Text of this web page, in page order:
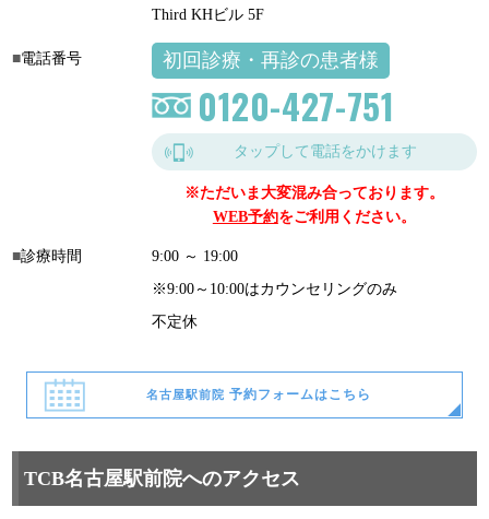
Third KHビル 5F
電話番号 初回診療・再診の患者様
0120-427-751
タップして電話をかけます
※ただいま大変混み合っております。
WEB予約をご利用ください。
診療時間
9:00 ～ 19:00
※9:00～10:00はカウンセリングのみ
不定休
名古屋駅前院 予約フォームはこちら
TCB名古屋駅前院へのアクセス